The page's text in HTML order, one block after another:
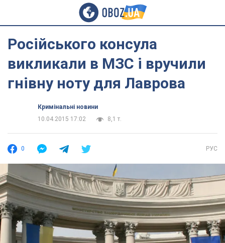
Російського консула
викликали в МЗС і вручили
гнівну ноту для Лаврова
Кримінальні новини
10.04.2015 17:02
8,1 т.
0 РУС